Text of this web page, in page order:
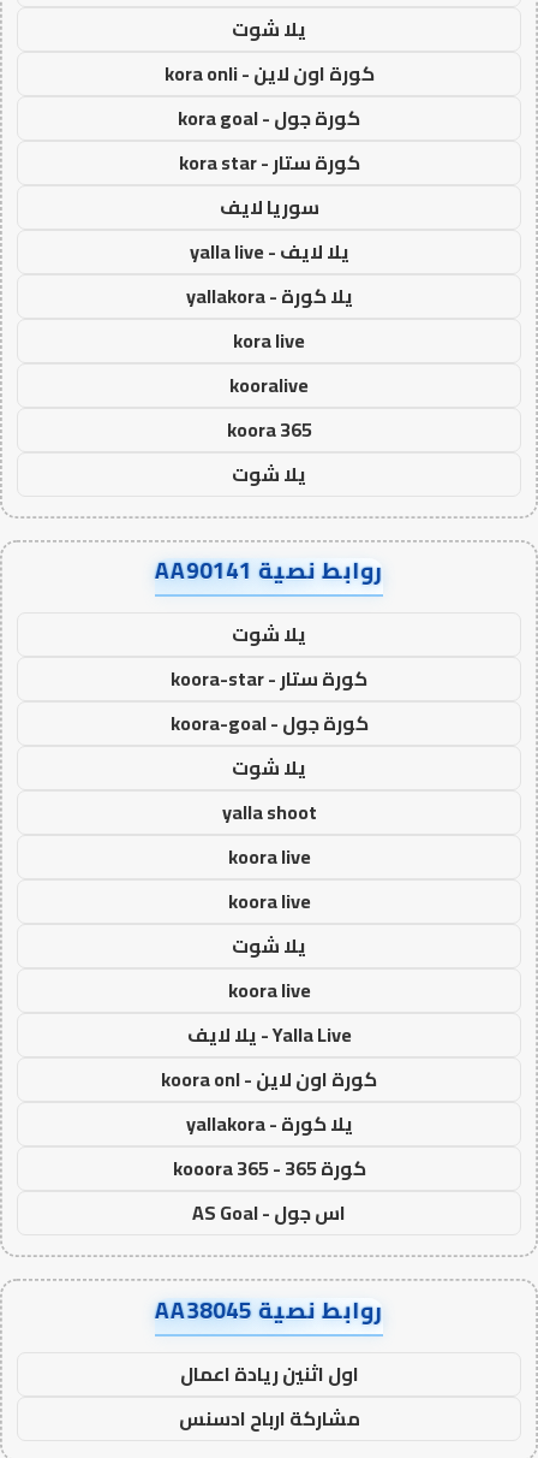
يلا شوت
كورة اون لاين - kora onli
كورة جول - kora goal
كورة ستار - kora star
سوريا لايف
يلا لايف - yalla live
يلا كورة - yallakora
kora live
kooralive
koora 365
يلا شوت
روابط نصية AA90141
يلا شوت
كورة ستار - koora-star
كورة جول - koora-goal
يلا شوت
yalla shoot
koora live
koora live
يلا شوت
koora live
Yalla Live - يلا لايف
كورة اون لاين - koora onl
يلا كورة - yallakora
كورة 365 - kooora 365
اس جول - AS Goal
روابط نصية AA38045
اول اثنين ريادة اعمال
مشاركة ارباح ادسنس